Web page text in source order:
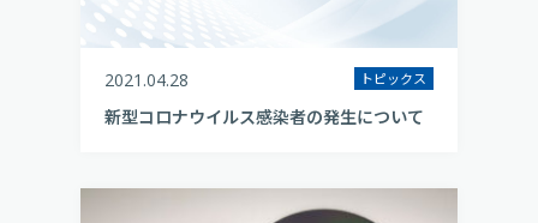
2021.04.28 トピックス
新型コロナウイルス感染者の発生について